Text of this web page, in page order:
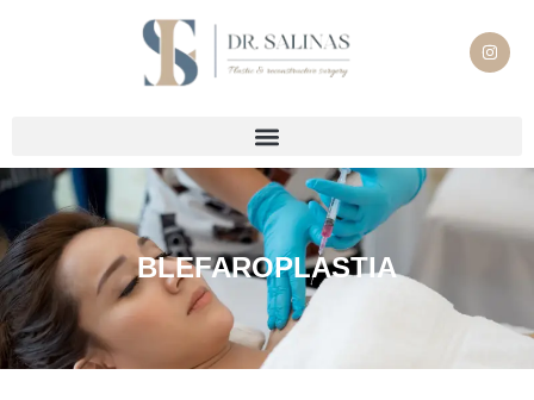
BLEFAROPLASTIA